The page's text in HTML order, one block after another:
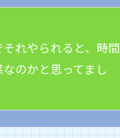
れやられると、時間
のかと思ってまし